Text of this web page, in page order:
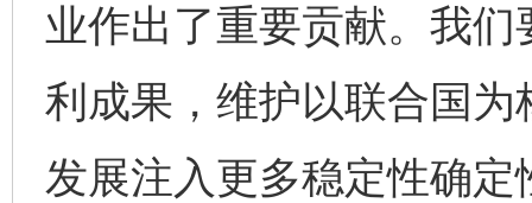
业作出了重要贡献。我
利成果，维护以联合国
发展注入更多稳定性确定